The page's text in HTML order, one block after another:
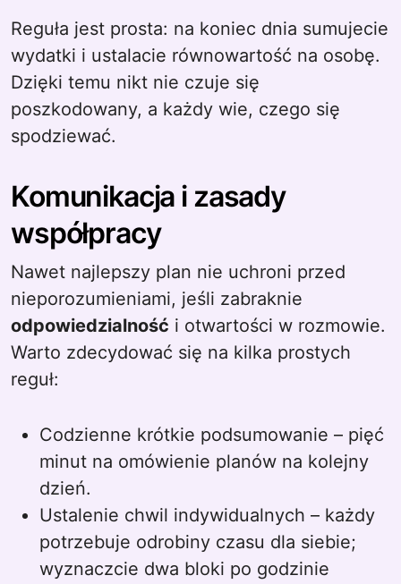
Reguła jest prosta: na koniec dnia sumujecie
wydatki i ustalacie równowartość na osobę.
Dzięki temu nikt nie czuje się
poszkodowany, a każdy wie, czego się
spodziewać.
Komunikacja i zasady
współpracy
Nawet najlepszy plan nie uchroni przed
nieporozumieniami, jeśli zabraknie
odpowiedzialność i otwartości w rozmowie.
Warto zdecydować się na kilka prostych
reguł:
Codzienne krótkie podsumowanie – pięć
minut na omówienie planów na kolejny
dzień.
Ustalenie chwil indywidualnych – każdy
potrzebuje odrobiny czasu dla siebie;
wyznaczcie dwa bloki po godzinie